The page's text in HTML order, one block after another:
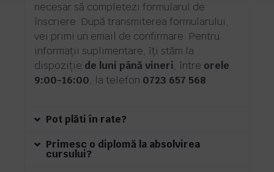
necesar să completezi formularul de
înscriere. După transmiterea formularului,
vei primi un email de confirmare. Pentru
informaţii suplimentare, îți stăm la
dispoziţie de luni până vineri, între orele
9:00-16:00, la telefon 0723 657 568.
Pot plăti în rate?
Primesc o diplomă la absolvirea
cursului?